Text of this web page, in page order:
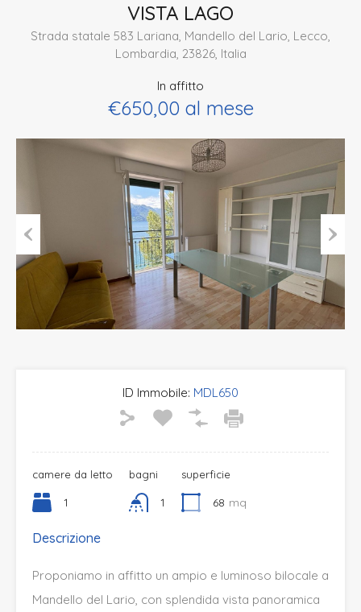
VISTA LAGO
Strada statale 583 Lariana, Mandello del Lario, Lecco,
Lombardia, 23826, Italia
In affitto
€650,00 al mese
Previous Next
ID Immobile: MDL650
camere da letto
1
bagni
1
superficie
68 mq
Descrizione
Proponiamo in affitto un ampio e luminoso bilocale a
Mandello del Lario, con splendida vista panoramica